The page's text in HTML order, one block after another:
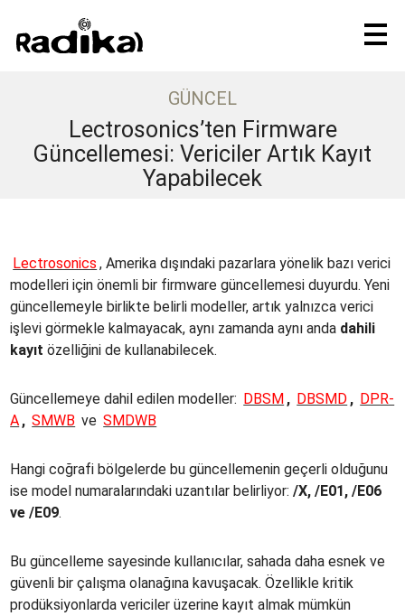
GÜNCEL
Lectrosonics’ten Firmware
Güncellemesi: Vericiler Artık Kayıt
Yapabilecek
Lectrosonics , Amerika dışındaki pazarlara yönelik bazı verici
modelleri için önemli bir firmware güncellemesi duyurdu. Yeni
güncellemeyle birlikte belirli modeller, artık yalnızca verici
işlevi görmekle kalmayacak, aynı zamanda aynı anda dahili
kayıt özelliğini de kullanabilecek.
Güncellemeye dahil edilen modeller: DBSM , DBSMD , DPR-
A , SMWB ve SMDWB
Hangi coğrafi bölgelerde bu güncellemenin geçerli olduğunu
ise model numaralarındaki uzantılar belirliyor:/X, /E01, /E06
ve /E09.
Bu güncelleme sayesinde kullanıcılar, sahada daha esnek ve
güvenli bir çalışma olanağına kavuşacak. Özellikle kritik
prodüksiyonlarda vericiler üzerine kayıt almak mümkün